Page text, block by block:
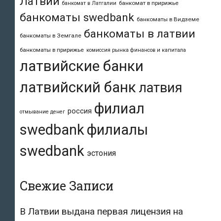
банкомат в Латгалии банкомат в пририжье
банкоматы swedbank банкоматы в Видземе
банкоматы в Земгале банкоматы в латвии
банкоматы в пририжье комиссия рынка финансов и капитала
латвийские банки
латвийский банк латвия
отмывание денег россия филиал
swedbankфилиалы
swedbank эстония
Свежие Записи
В Латвии выдана первая лицензия на